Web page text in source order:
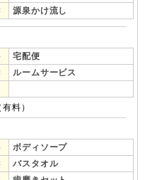
源泉かけ流し
宅配便
ルームサービス
料）
ボディソープ
バスタオル